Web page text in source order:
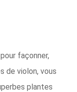
façonner,
de violon, vous
plantes